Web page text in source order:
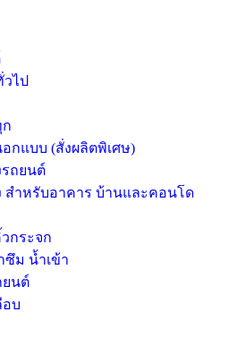
ไป
กแบบ (สั่งผลิตพิเศษ)
ถยนต์
สำหรับอาคาร บ้านและคอนโด
กระจก
ซึม น้ำเข้า
ยนต์
อบ